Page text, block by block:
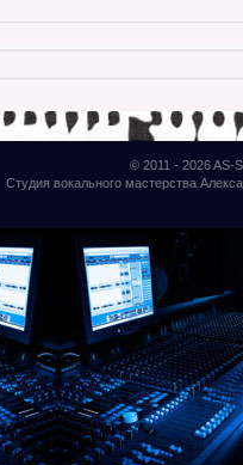
© 2011 - 2026AS-
Студия вокального мастерства